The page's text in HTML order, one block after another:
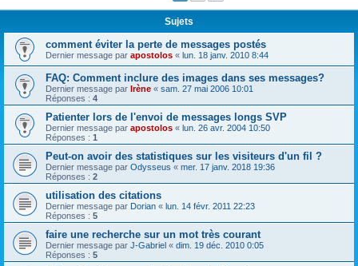
c
r
Sujets
comment éviter la perte de messages postés
Dernier message par apostolos « lun. 18 janv. 2010 8:44
FAQ: Comment inclure des images dans ses messages?
Dernier message par Irène « sam. 27 mai 2006 10:01
Réponses : 4
Patienter lors de l'envoi de messages longs SVP
Dernier message par apostolos « lun. 26 avr. 2004 10:50
Réponses : 1
Peut-on avoir des statistiques sur les visiteurs d'un fil ?
Dernier message par Odysseus « mer. 17 janv. 2018 19:36
Réponses : 2
utilisation des citations
Dernier message par Dorian « lun. 14 févr. 2011 22:23
Réponses : 5
faire une recherche sur un mot très courant
Dernier message par J-Gabriel « dim. 19 déc. 2010 0:05
Réponses : 5